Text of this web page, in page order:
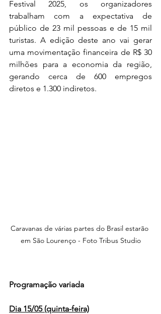
Festival 2025, os organizadores
trabalham com a expectativa de
público de 23 mil pessoas e de 15 mil
turistas. A edição deste ano vai gerar
uma movimentação financeira de R$ 30
milhões para a economia da região,
gerando cerca de 600 empregos
diretos e 1.300 indiretos.
Caravanas de várias partes do Brasil estarão
em São Lourenço - Foto Tribus Studio
Programação variada
Dia 15/05 (quinta-feira)